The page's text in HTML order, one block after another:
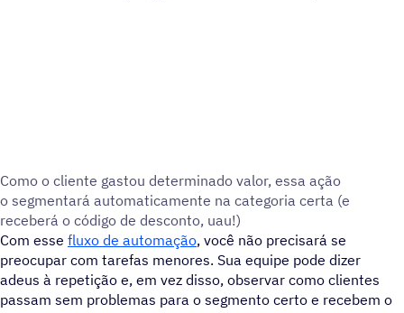
Como o cliente gastou determinado valor, essa ação
o segmentará automaticamente na categoria certa (e
receberá o código de desconto, uau!)
Com esse fluxo de automação, você não precisará se
preocupar com tarefas menores. Sua equipe pode dizer
adeus à repetição e, em vez disso, observar como clientes
passam sem problemas para o segmento certo e recebem o